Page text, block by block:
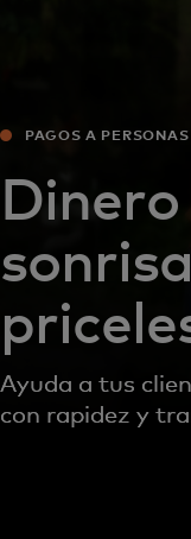
PAGOS A PERSONAS
Ayuda a tus
con rapidez y